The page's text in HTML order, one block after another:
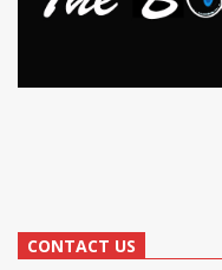
CONTACT US